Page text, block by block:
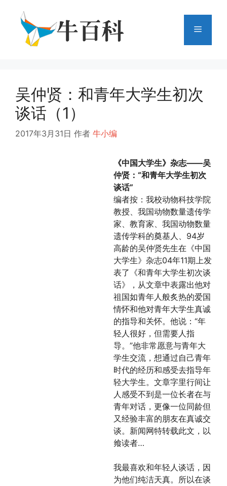
菜
吴仲贤：和青年大学生初次
谈话（1）
2017年3月31日 作者 牛小编
《中国大学生》杂志——吴
仲贤：“和青年大学生初次
谈话”
编者按：我校动物科技学院
教授、我国动物数量遗传学
家、教育家、我国动物数量
遗传学科的奠基人、94岁
高龄的吴仲贤先生在《中国
大学生》杂志04年11期上发
表了《和青年大学生初次谈
话》，从文章中表露出他对
祖国如青年人般炙热的爱国
情怀和他对青年大学生真诚
的指导和关怀。他说：“年
轻人很好，但需要人指
导。”他非常愿意与青年大
学生交流，想通过自己青年
时代的经历和感受去指导年
轻大学生。文章字里行间让
人感受不到是一位长者在与
青年对话，更像一位同龄但
又经验丰富的朋友在真诚交
谈。新闻网特转载此文，以
飨读者…
我最喜欢和年轻人谈话，因
为他们纯洁天真。所以在谈